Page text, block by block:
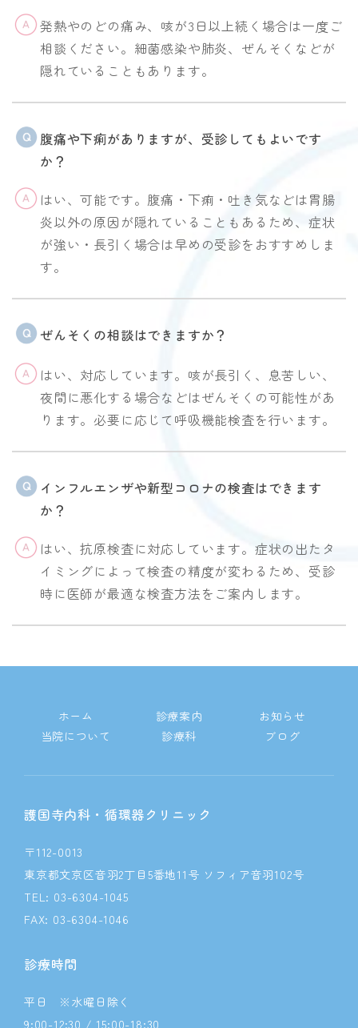
発熱やのどの痛み、咳が3日以上続く場合は一度ご
相談ください。細菌感染や肺炎、ぜんそくなどが
隠れていることもあります。
腹痛や下痢がありますが、受診してもよいです
か？
はい、可能です。腹痛・下痢・吐き気などは胃腸
炎以外の原因が隠れていることもあるため、症状
が強い・長引く場合は早めの受診をおすすめしま
す。
ぜんそくの相談はできますか？
はい、対応しています。咳が長引く、息苦しい、
夜間に悪化する場合などはぜんそくの可能性があ
ります。必要に応じて呼吸機能検査を行います。
インフルエンザや新型コロナの検査はできます
か？
はい、抗原検査に対応しています。症状の出たタ
イミングによって検査の精度が変わるため、受診
時に医師が最適な検査方法をご案内します。
ホーム 診療案内
お知らせ
当院について
診療科 ブログ
護国寺内科・循環器クリニック
〒112-0013
東京都文京区音羽2丁目5番地11号 ソフィア音羽102号
TEL: 03-6304-1045
FAX: 03-6304-1046
診療時間
平日 ※水曜日除く
9:00-12:30 / 15:00-18:30